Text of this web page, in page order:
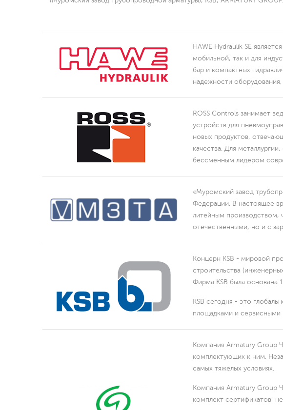
Переносная
КА-Т для
ЛУЧШЕЕ ПРЕДЛОЖЕНИЕ НА ГОТОВУЮ
системы
НАСОСЫ, ГИДРОСТАНЦИИ, КЛАПАНЫ,
HAWE Hydraulik SE
мобильной, так и для
бар и компактных
надежности
ROSS Controls занимает
устройств для
новых продуктов,
качества. Для
бессменным лидером
«Муромский завод
Федерации. В настоящее
литейным производством,
отечественными, но и с
Концерн KSB - мировой
строительства
Фирма KSB была основана
KSB сегодня - это
площадками и сервисными
Компания Armatury Group
комплектующих к ним.
самых тяжелых условиях.
Компания Armatury Group
комплект сертификатов,